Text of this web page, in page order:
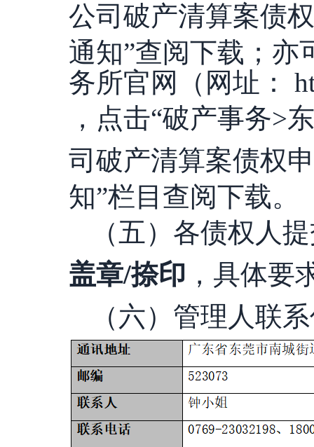
公司 破产清算案债
通知”查阅下载；亦
务所官网（网址：
，点击“破产事务>
司 破产清算案债权
知”栏目查阅下载。
（五）各债权人
盖章/捺印 ，具体要
（六）管理人联